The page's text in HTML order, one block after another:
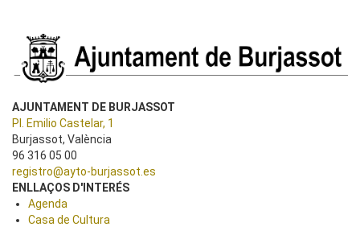
AJUNTAMENT DE BURJASSOT
Pl. Emilio Castelar, 1
Burjassot, València
96 316 05 00
registro@ayto-burjassot.es
ENLLAÇOS D'INTERÉS
Agenda
Casa de Cultura